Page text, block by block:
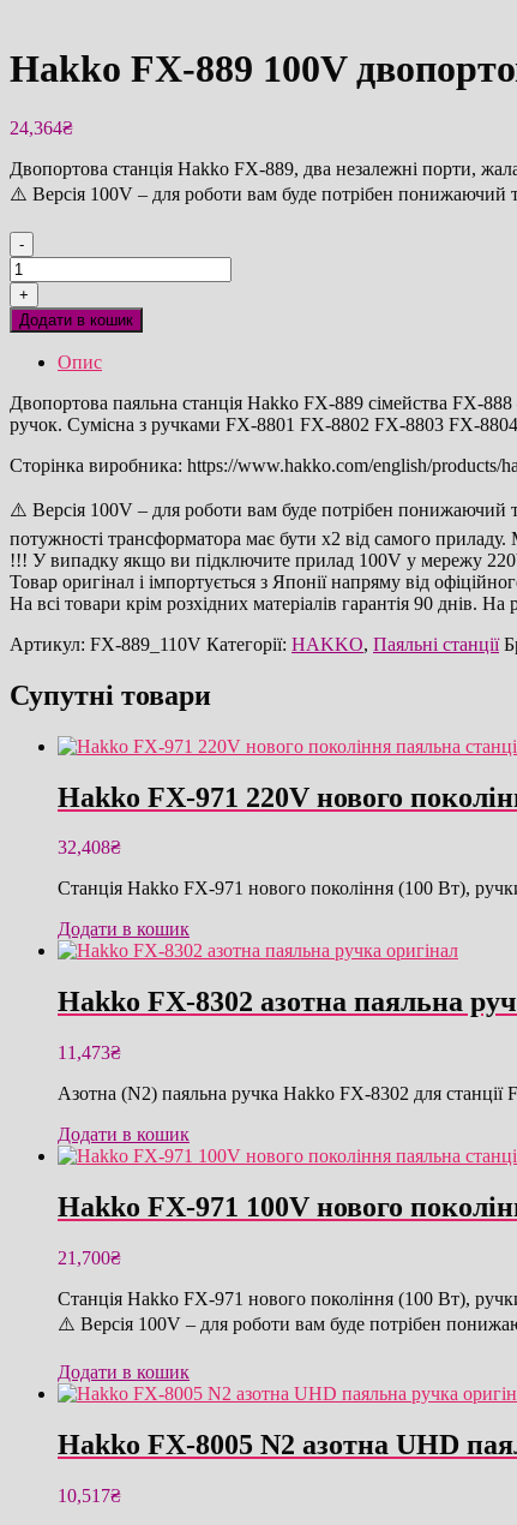
Hakko FX-889 100V
24,364₴
Двопортова станція Hakko FX-889, два незалежні порти,
⚠️ Версія 100V – для роботи вам буде потрібен понижаючий
-
Hakko
FX-
889
100V
двопортова
паяльна
станція
оригінал
кількість
+
Додати в кошик
Опис
Двопортова паяльна станція Hakko FX-889 сімейства FX-
ручок. Сумісна з ручками FX-8801 FX-8802 FX-8803 FX-
Сторінка виробника: https://www.hakko.com/english/products/
⚠️ Версія 100V – для роботи вам буде потрібен понижаючий
потужності трансформатора має бути х2 від самого
!!! У випадку якщо ви підключите прилад 100V у мережу
Товар оригінал і імпортується з Японії напряму від
На всі товари крім розхідних матеріалів гарантія 90 днів. На
Артикул: FX-889_110V Категорії: HAKKO, Паяльні станції
Супутні товари
Hakko FX-971 220V нового
32,408₴
Станція Hakko FX-971 нового покоління (100 Вт),
Додати в кошик
Hakko FX-8302 азотна паяльна
11,473₴
Азотна (N2) паяльна ручка Hakko FX-8302 для станції
Додати в кошик
Hakko FX-971 100V нового
21,700₴
Станція Hakko FX-971 нового покоління (100 Вт),
⚠️ Версія 100V – для роботи вам буде потрібен
Додати в кошик
Hakko FX-8005 N2 азотна UHD
10,517₴